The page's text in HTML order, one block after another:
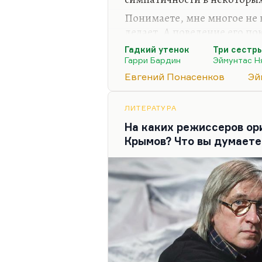
Понимаете, мне многое не
делает. А поведение его
совершенно точно. И я
некоторые моменты,
Понасенковым встретился
бардинского мультфильма,
потому что труд, который
часто его пересматриваем
Гадкий утенок
Гарри Бардин
Три
Эймунтас
Евгений Понасенков
ЛИТЕРАТУРА
На каких режиссеров
Крымов? Что вы